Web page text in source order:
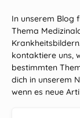
In unserem Blog
Thema
kontaktiere uns,
bestimmten
dich in unserem
wenn es neue